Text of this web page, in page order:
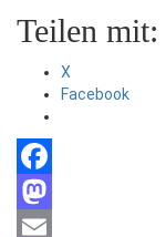
Teilen mit:
X
Facebook
Facebook
Mastodon